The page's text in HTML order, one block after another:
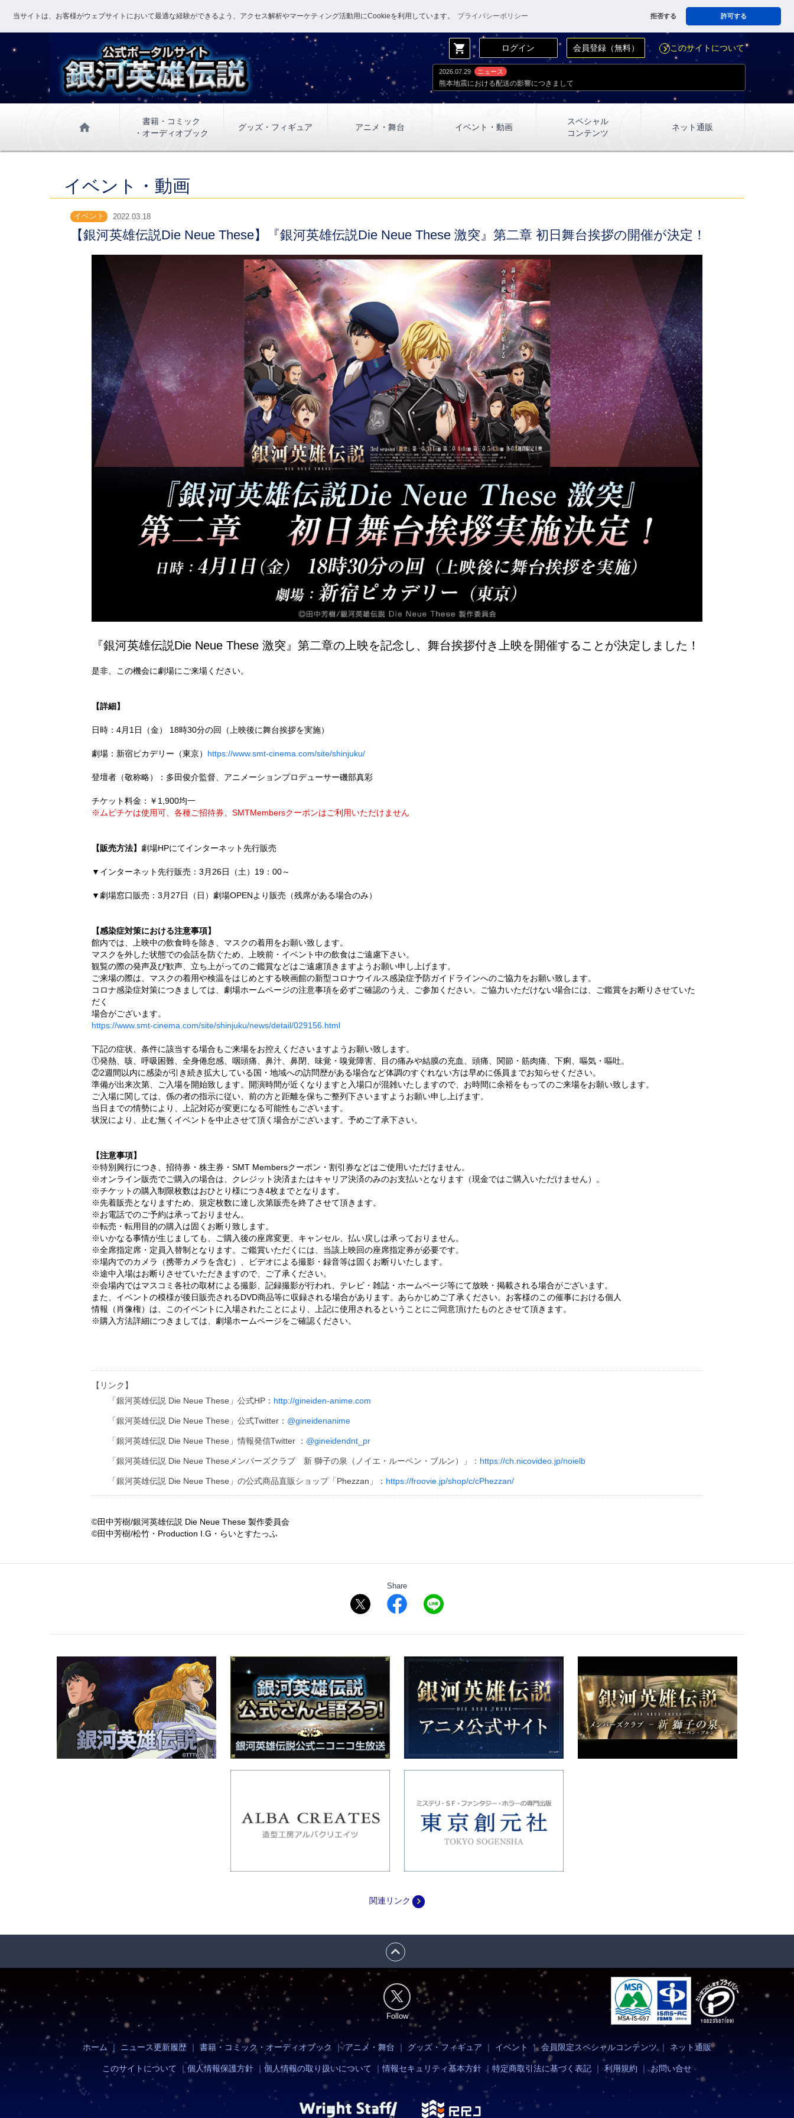
当サイトは、お客様がウェブサイトにおいて最適な経験ができるよう、アクセス解析やマーケティング活動用にCookieを利用しています。 プライバシーポリシー 拒否する 許可する
shopping_cart ログイン 会員登録（無料） navigate_nextこのサイトについて
2026.07.29 ニュース
熊本地震における配送の影響につきまして
home
書籍・コミック
・オーディオブック
グッズ・フィギュア アニメ・舞台 イベント・動画
スペシャル
コンテンツ
ネット通販
イベント・動画
イベント 2022.03.18
【銀河英雄伝説Die Neue These】『銀河英雄伝説Die Neue These 激突』第二章 初日舞台挨拶の開催が決定！
『銀河英雄伝説Die Neue These 激突』第二章の上映を記念し、舞台挨拶付き上映を開催することが決定しました！
是非、この機会に劇場にご来場ください。
【詳細】
日時：4月1日（金） 18時30分の回（上映後に舞台挨拶を実施）
劇場：新宿ピカデリー（東京） https://www.smt-cinema.com/site/shinjuku/
登壇者（敬称略）：多田俊介監督、アニメーションプロデューサー磯部真彩
チケット料金：￥1,900均一
※ムビチケは使用可、各種ご招待券、SMTMembersクーポンはご利用いただけません
【販売方法】 劇場HPにてインターネット先行販売
▼インターネット先行販売：3月26日（土）19：00～
▼劇場窓口販売：3月27日（日）劇場OPENより販売（残席がある場合のみ）
【感染症対策における注意事項】
館内では、上映中の飲食時を除き、マスクの着用をお願い致します。
マスクを外した状態での会話を防ぐため、上映前・イベント中の飲食はご遠慮下さい。
観覧の際の発声及び歓声、立ち上がってのご鑑賞などはご遠慮頂きますようお願い申し上げます。
ご来場の際は、マスクの着用や検温をはじめとする映画館の新型コロナウイルス感染症予防ガイドラインへのご協力をお願い致します。
コロナ感染症対策につきましては、劇場ホームページの注意事項を必ずご確認のうえ、ご参加ください。ご協力いただけない場合には、ご鑑賞をお断りさせていた
だく
場合がございます。
https://www.smt-cinema.com/site/shinjuku/news/detail/029156.html
下記の症状、条件に該当する場合もご来場をお控えくださいますようお願い致します。
①発熱、咳、呼吸困難、全身倦怠感、咽頭痛、鼻汁、鼻閉、味覚・嗅覚障害、目の痛みや結膜の充血、頭痛、関節・筋肉痛、下痢、嘔気・嘔吐。
②2週間以内に感染が引き続き拡大している国・地域への訪問歴がある場合など体調のすぐれない方は早めに係員までお知らせください。
準備が出来次第、ご入場を開始致します。開演時間が近くなりますと入場口が混雑いたしますので、お時間に余裕をもってのご来場をお願い致します。
ご入場に関しては、係の者の指示に従い、前の方と距離を保ちご整列下さいますようお願い申し上げます。
当日までの情勢により、上記対応が変更になる可能性もございます。
状況により、止む無くイベントを中止させて頂く場合がございます。予めご了承下さい。
【注意事項】
※特別興行につき、招待券・株主券・SMT Membersクーポン・割引券などはご使用いただけません。
※オンライン販売でご購入の場合は、クレジット決済またはキャリア決済のみのお支払いとなります（現金ではご購入いただけません）。
※チケットの購入制限枚数はおひとり様につき4枚までとなります。
※先着販売となりますため、規定枚数に達し次第販売を終了させて頂きます。
※お電話でのご予約は承っておりません。
※転売・転用目的の購入は固くお断り致します。
※いかなる事情が生じましても、ご購入後の座席変更、キャンセル、払い戻しは承っておりません。
※全席指定席・定員入替制となります。ご鑑賞いただくには、当該上映回の座席指定券が必要です。
※場内でのカメラ（携帯カメラを含む）、ビデオによる撮影・録音等は固くお断りいたします。
※途中入場はお断りさせていただきますので、ご了承ください。
※会場内ではマスコミ各社の取材による撮影、記録撮影が行われ、テレビ・雑誌・ホームページ等にて放映・掲載される場合がございます。
また、イベントの模様が後日販売されるDVD商品等に収録される場合があります。あらかじめご了承ください。お客様のこの催事における個人
情報（肖像権）は、このイベントに入場されたことにより、上記に使用されるということにご同意頂けたものとさせて頂きます。
※購入方法詳細につきましては、劇場ホームページをご確認ください。
【リンク】
「銀河英雄伝説 Die Neue These」公式HP： http://gineiden-anime.com
「銀河英雄伝説 Die Neue These」公式Twitter： @gineidenanime
「銀河英雄伝説 Die Neue These」情報発信Twitter ： @gineidendnt_pr
「銀河英雄伝説 Die Neue Theseメンバーズクラブ 新 獅子の泉（ノイエ・ルーベン・ブルン）」： https://ch.nicovideo.jp/noielb
「銀河英雄伝説 Die Neue These」の公式商品直販ショップ「Phezzan」： https://froovie.jp/shop/c/cPhezzan/
©田中芳樹/銀河英雄伝説 Die Neue These 製作委員会
©田中芳樹/松竹・Production I.G・らいとすたっふ
Share
関連リンク navigate_next
expand_less
Follow
ホーム ｜ ニュース更新履歴 ｜ 書籍・コミック・オーディオブック ｜アニメ・舞台 ｜ グッズ・フィギュア ｜ イベント ｜ 会員限定スペシャルコンテンツ｜ ネット通販
このサイトについて ｜ 個人情報保護方針 ｜ 個人情報の取り扱いについて ｜情報セキュリティ基本方針 ｜ 特定商取引法に基づく表記 ｜ 利用規約 ｜お問い合せ